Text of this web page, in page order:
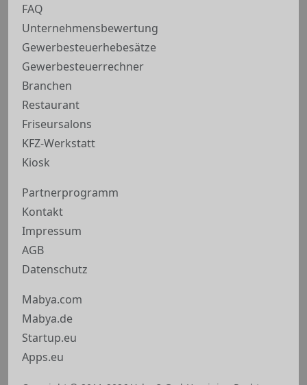
FAQ
Unternehmensbewertung
Gewerbesteuerhebesätze
Gewerbesteuerrechner
Branchen
Restaurant
Friseursalons
KFZ-Werkstatt
Kiosk
Partnerprogramm
Kontakt
Impressum
AGB
Datenschutz
Mabya.com
Mabya.de
Startup.eu
Apps.eu